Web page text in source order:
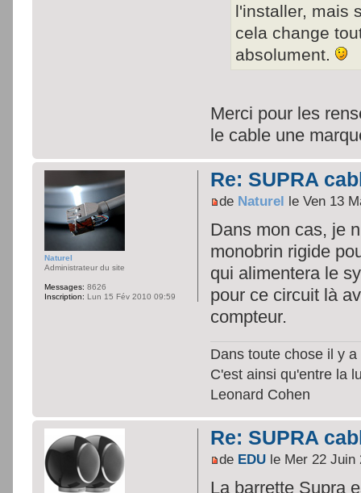
l'installer, mais
cela change
absolument.
Merci pour les
le cable une
Re: SUPRA
de Naturel le Ven 13
Dans mon cas, je
monobrin rigide
qui alimentera le
pour ce circuit là
compteur.
Dans toute chose il y
C'est ainsi qu'entre la
Leonard Cohen
Naturel
Administrateur du site
Messages: 8626
Inscription: Lun 15 Fév 2010 09:59
Re: SUPRA
de EDU le Mer 22 Juin
La barrette Supra